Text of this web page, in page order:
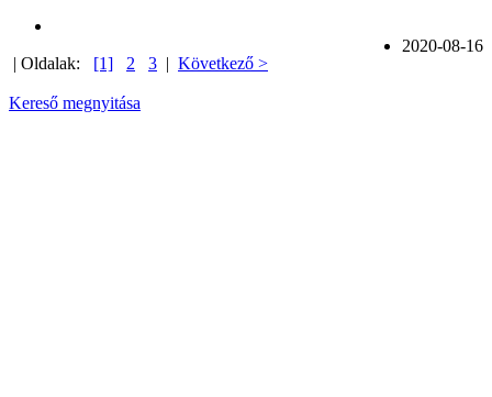
2020-08-16
| Oldalak: [1] 2 3 | Következő >
Kereső megnyitása